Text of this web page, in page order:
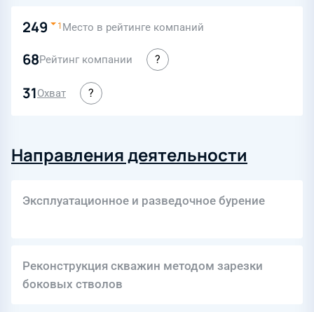
249 1 Место в рейтинге компаний
68Рейтинг компании
31Охват
Направления деятельности
Эксплуатационное и разведочное бурение
Реконструкция скважин методом зарезки
боковых стволов